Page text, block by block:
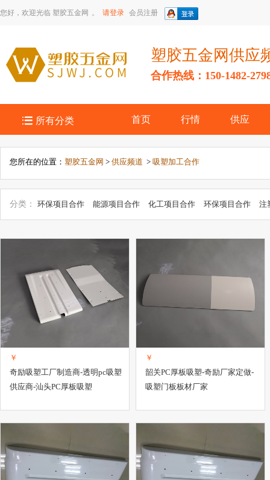
您好，欢迎光临 塑胶五金网 。 请登录 会员注册
塑胶五金网供应
合作热线：150-1482-
 所有分类 首页 行情 供应
您所在的位置： 塑胶五金网 > 供应频道 > 吸塑加工合作
分类： 环保项目合作 能源项目合作 化工项目合作 环保项目合作
注
吹塑加工合作
挤塑加工合作 冶金矿产项目合作
安全防护产品项目合作
作
能源项目合作 玩具项目合作 医药、保健项目合作
机械及工业制
运动休闲用品项目合作
项目合作
办公、文教项目合作 医药项目合作 招标、投标
电工电气
照明器材项目合作 服装项目合作 矿业项目合作
￥
奇励吸塑工厂制造商-透明pc吸塑
供应商-汕头PC厚板吸塑
￥
韶关PC厚板吸塑-奇励厂家定做-
吸塑门板板材厂家